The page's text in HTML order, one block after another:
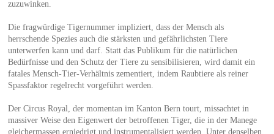
zuzuwinken.
Die fragwürdige Tigernummer impliziert, dass der Mensch als
herrschende Spezies auch die stärksten und gefährlichsten Tiere
unterwerfen kann und darf. Statt das Publikum für die natürlichen
Bedürfnisse und den Schutz der Tiere zu sensibilisieren, wird damit ein
fatales Mensch-Tier-Verhältnis zementiert, indem Raubtiere als reiner
Spassfaktor regelrecht vorgeführt werden.
Der Circus Royal, der momentan im Kanton Bern tourt, missachtet in
massiver Weise den Eigenwert der betroffenen Tiger, die in der Manege
gleichermassen erniedrigt und instrumentalisiert werden. Unter denselben